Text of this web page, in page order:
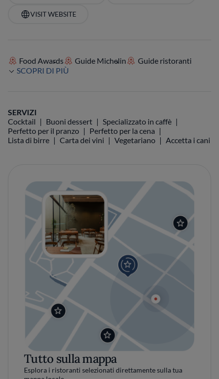
VISIT WEBSITE
Food Awards Guide Michelin
Guide ristoranti
SCOPRI DI PIÙ
SERVIZI
Cocktail
Buoni dessert
Specializzato in caffè
Perfetto per il pranzo
Perfetto per la cena
Lista di birre
Carta dei vini Vegetariano Accetta i cani
Tutto sulla mappa
Esplora i ristoranti selezionati direttamente sulla tua